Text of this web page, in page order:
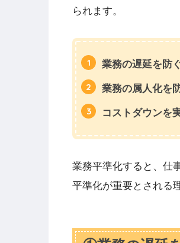
られます。
業務の遅延を防
業務の属人化を
コストダウンを
業務平準化すると、仕
平準化が重要とされる